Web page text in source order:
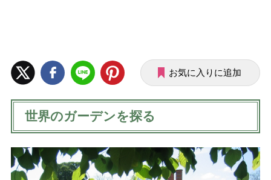
お気に入りに追加
世界のガーデンを探る